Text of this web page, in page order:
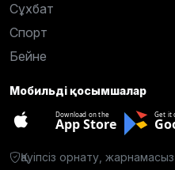
Сұхбат
Спорт
Бейне
Мобильді қосымшалар
Download on the
App Store
Get it
Қауіпсіз орнату,